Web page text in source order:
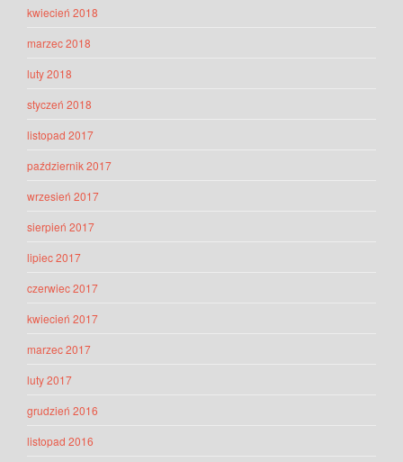
kwiecień 2018
marzec 2018
luty 2018
styczeń 2018
listopad 2017
październik 2017
wrzesień 2017
sierpień 2017
lipiec 2017
czerwiec 2017
kwiecień 2017
marzec 2017
luty 2017
grudzień 2016
listopad 2016